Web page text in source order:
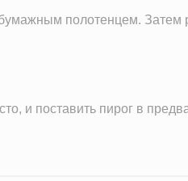
полотенцем. Затем
и поставить пирог в